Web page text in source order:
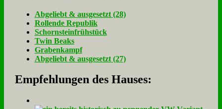
Ab­ge­liebt & aus­ge­setzt (28)
Rol­len­de Re­pu­blik
Schorn­stein­früh­stück
Twin Beaks
Gra­ben­kampf
Ab­ge­liebt & aus­ge­setzt (27)
Empfehlungen des Hauses: